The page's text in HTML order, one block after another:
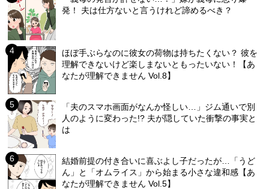
発！ 夫は仕方ないと言うけれど諦めるべき？
ほぼ手ぶらなのに彼女の荷物は持ちたくない？ 彼を
理解できないけど楽しまないともったいない！【あ
なたが理解できません Vol.8】
「夫のスマホ画面がなんか怪しい…」ジム通いで別
人のように変わった!? 夫が隠していた衝撃の事実と
は
結婚前提の付き合いに喜ぶよし子だったが…「うど
ん」と「オムライス」から始まる小さな違和感【あ
なたが理解できません Vol.5】